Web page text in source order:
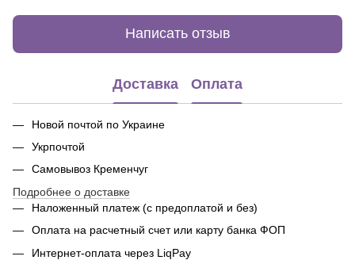
Написать отзыв
Доставка Оплата
Новой почтой по Украине
Укрпочтой
Самовывоз Кременчуг
Подробнее о доставке
Наложенный платеж (с предоплатой и без)
Оплата на расчетный счет или карту банка ФОП
Интернет-оплата через LiqPay